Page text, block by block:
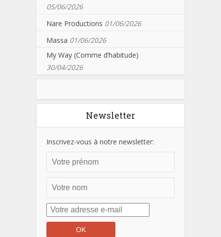
05/06/2026
Nare Productions 01/06/2026
Massa 01/06/2026
My Way (Comme d’habitude)
30/04/2026
Newsletter
Inscrivez-vous à notre newsletter: